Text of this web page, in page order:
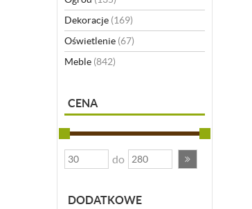
Dekoracje (169)
Oświetlenie (67)
Meble (842)
CENA
do
DODATKOWE